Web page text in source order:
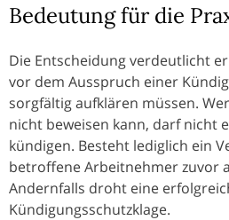
Bedeutung für die
Die Entscheidung verdeutlicht
vor dem Ausspruch einer
sorgfältig aufklären müssen.
nicht beweisen kann, darf nicht
kündigen. Besteht lediglich ein
betroffene Arbeitnehmer zuvor
Andernfalls droht eine
Kündigungsschutzklage.